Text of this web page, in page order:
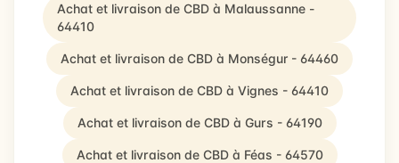
Achat et livraison de CBD à Malaussanne -
64410
Achat et livraison de CBD à Monségur - 64460
Achat et livraison de CBD à Vignes - 64410
Achat et livraison de CBD à Gurs - 64190
Achat et livraison de CBD à Féas - 64570